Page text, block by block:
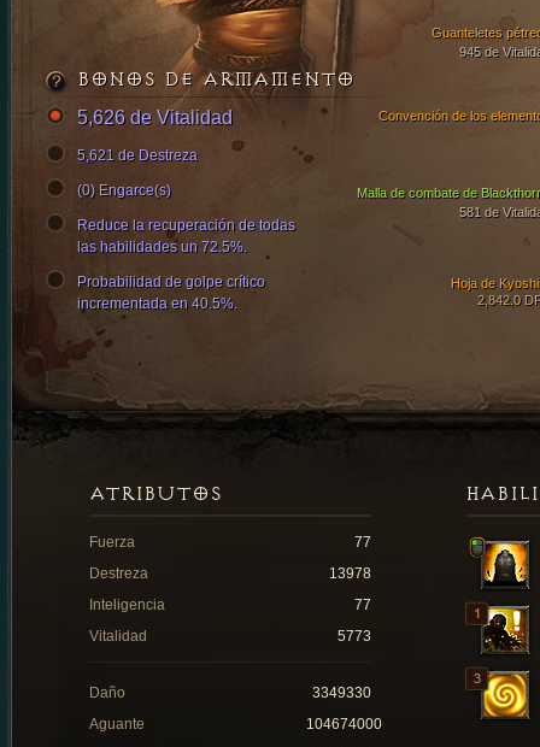
Guanteletes
945 de
Malla de combate de
581 de
Hoja de
2,842.0
Convención de los
BONOS DE ARMAMENTO
5,626 de Vitalidad
5,621 de Destreza
(0) Engarce(s)
Reduce la recuperación de todas
las habilidades un 72.5%.
Probabilidad de golpe crítico
incrementada en 40.5%.
ATRIBUTOS
Fuerza
77
Destreza
13978
Inteligencia
77
Vitalidad
5773
Daño
3349330
Aguante
104674000